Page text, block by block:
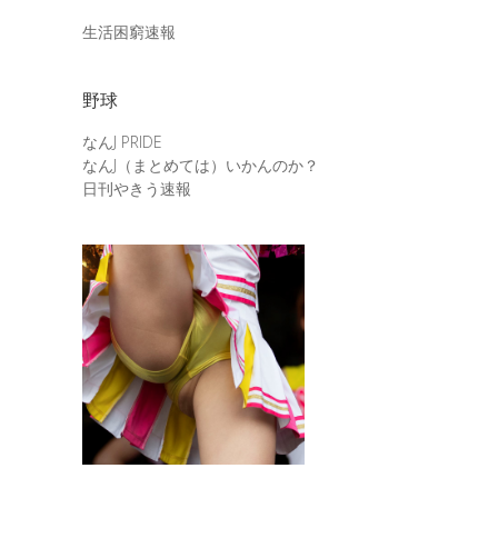
生活困窮速報
野球
なんJ PRIDE
なんJ（まとめては）いかんのか？
日刊やきう速報